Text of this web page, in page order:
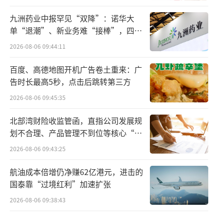
九洲药业中报罕见“双降”：诺华大
单“退潮”、新业务难“接棒”，四大
难关待闯
2026-08-06 09:44:11
百度、高德地图开机广告卷土重来：广
告时长最高5秒，点击后跳转第三方
2026-08-06 09:45:35
北部湾财险收监管函，直指公司发展规
划不合理、产品管理不到位等核心“痛
点”
2026-08-06 09:43:25
航油成本倍增仍净赚62亿港元，进击的
国泰靠“过境红利”加速扩张
2026-08-06 09:38:43